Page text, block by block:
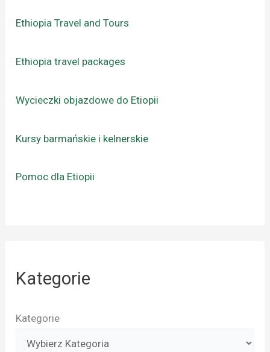
Ethiopia Travel and Tours
Ethiopia travel packages
Wycieczki objazdowe do Etiopii
Kursy barmańskie i kelnerskie
Pomoc dla Etiopii
Kategorie
Kategorie